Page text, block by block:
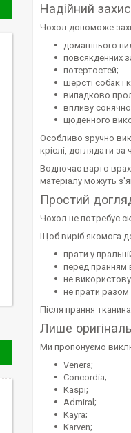
Надійний
Чохол допоможе
домашнього
повсякденних
потертостей;
шерсті собак і
випадково
впливу
щоденного
Особливо зручно
кріслі, доглядати
Водночас варто
матеріалу можуть
Простий
Чохол не потребує
Щоб виріб якомога
прати у
перед пранням
не
не прати разом
Після прання
Лише
Ми пропонуємо
Venera;
Concordia;
Kaspi;
Admiral;
Kayra;
Karven;